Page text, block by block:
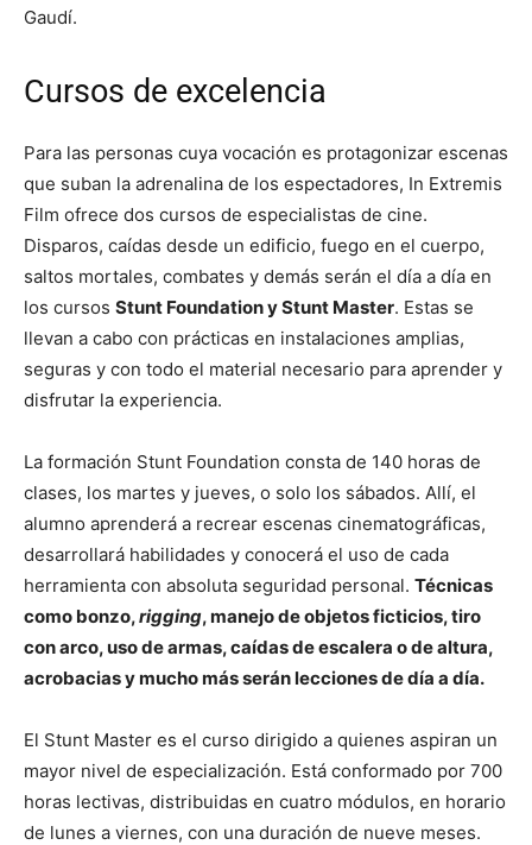
Gaudí.
Cursos de excelencia
Para las personas cuya vocación es protagonizar escenas
que suban la adrenalina de los espectadores, In Extremis
Film ofrece dos cursos de especialistas de cine.
Disparos, caídas desde un edificio, fuego en el cuerpo,
saltos mortales, combates y demás serán el día a día en
los cursos Stunt Foundation y Stunt Master. Estas se
llevan a cabo con prácticas en instalaciones amplias,
seguras y con todo el material necesario para aprender y
disfrutar la experiencia.
La formación Stunt Foundation consta de 140 horas de
clases, los martes y jueves, o solo los sábados. Allí, el
alumno aprenderá a recrear escenas cinematográficas,
desarrollará habilidades y conocerá el uso de cada
herramienta con absoluta seguridad personal. Técnicas
como bonzo,rigging, manejo de objetos ficticios, tiro
con arco, uso de armas, caídas de escalera o de altura,
acrobacias y mucho más serán lecciones de día a día.
El Stunt Master es el curso dirigido a quienes aspiran un
mayor nivel de especialización. Está conformado por 700
horas lectivas, distribuidas en cuatro módulos, en horario
de lunes a viernes, con una duración de nueve meses.